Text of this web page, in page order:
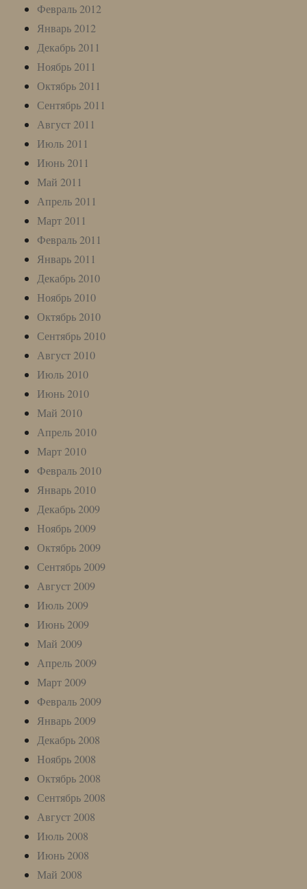
Февраль 2012
Январь 2012
Декабрь 2011
Ноябрь 2011
Октябрь 2011
Сентябрь 2011
Август 2011
Июль 2011
Июнь 2011
Май 2011
Апрель 2011
Март 2011
Февраль 2011
Январь 2011
Декабрь 2010
Ноябрь 2010
Октябрь 2010
Сентябрь 2010
Август 2010
Июль 2010
Июнь 2010
Май 2010
Апрель 2010
Март 2010
Февраль 2010
Январь 2010
Декабрь 2009
Ноябрь 2009
Октябрь 2009
Сентябрь 2009
Август 2009
Июль 2009
Июнь 2009
Май 2009
Апрель 2009
Март 2009
Февраль 2009
Январь 2009
Декабрь 2008
Ноябрь 2008
Октябрь 2008
Сентябрь 2008
Август 2008
Июль 2008
Июнь 2008
Май 2008